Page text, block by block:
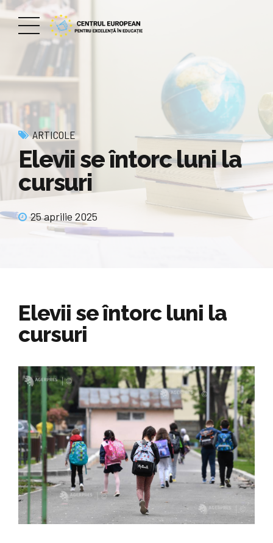
ARTICOLE
Elevii se întorc luni la
cursuri
25 aprilie 2025
Elevii se întorc luni la
cursuri